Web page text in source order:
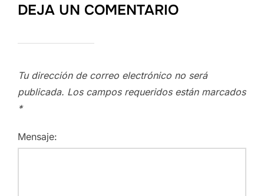
DEJA UN COMENTARIO
Tu dirección de correo electrónico no será
publicada. Los campos requeridos están marcados
*
Mensaje: